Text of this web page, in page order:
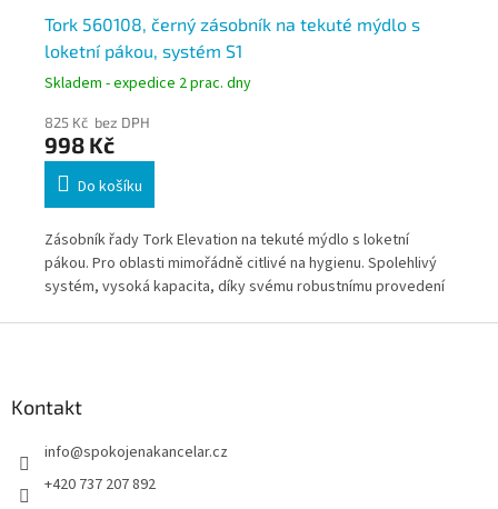
Tork 560108, černý zásobník na tekuté mýdlo s
loketní pákou, systém S1
Skladem - expedice 2 prac. dny
825 Kč bez DPH
998 Kč
Do košíku
Zásobník řady Tork Elevation na tekuté mýdlo s loketní
pákou. Pro oblasti mimořádně citlivé na hygienu. Spolehlivý
systém, vysoká kapacita, díky svému robustnímu provedení
Kontakt
info@spokojenakancelar.cz
+420 737 207 892